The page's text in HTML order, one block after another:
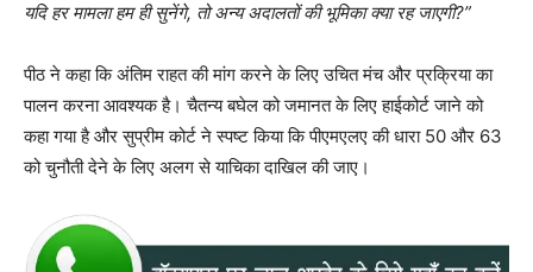
यदि हर मामला हम ही सुनेंगे, तो अन्य अदालतों की भूमिका क्या रह जाएगी?”
पीठ ने कहा कि अंतिम राहत की मांग करने के लिए उचित मंच और प्रक्रिया का
पालन करना आवश्यक है। चैतन्य बघेल को जमानत के लिए हाईकोर्ट जाने को
कहा गया है और सुप्रीम कोर्ट ने स्पष्ट किया कि पीएमएलए की धारा 50 और 63
को चुनौती देने के लिए अलग से याचिका दाखिल की जाए।